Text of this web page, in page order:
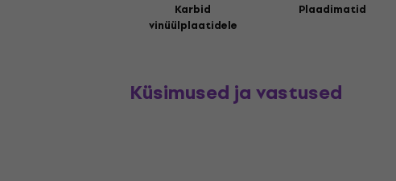
Karbid
vinüülplaatidele
Plaadimatid
Küsimused ja vastused